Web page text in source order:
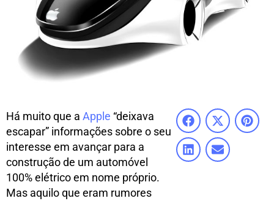
Há muito que a Apple “deixava
escapar” informações sobre o seu
interesse em avançar para a
construção de um automóvel
100% elétrico em nome próprio.
Mas aquilo que eram rumores